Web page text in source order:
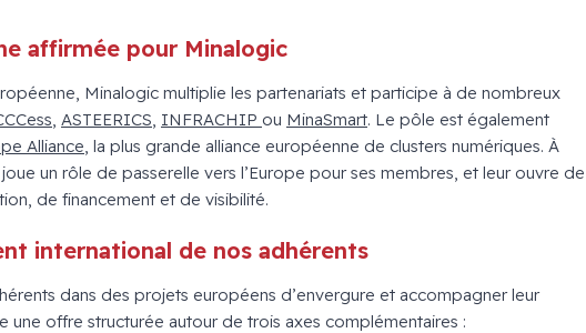
affirmée pour Minalogic
Minalogic multiplie les partenariats et participe à de nombreux
, ASTEERICS, INFRACHIP ou MinaSmart. Le pôle est également
Alliance, la plus grande alliance européenne de clusters numériques. À
un rôle de passerelle vers l’Europe pour ses membres, et leur ouvre de
de financement et de visibilité.
international de nos adhérents
dans des projets européens d’envergure et accompagner leur
une offre structurée autour de trois axes complémentaires :